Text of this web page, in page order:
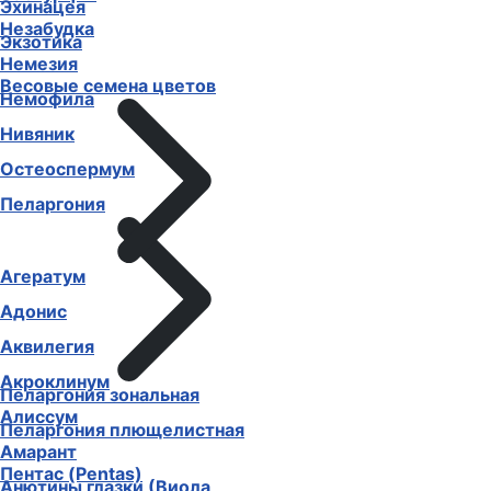
Незабудка
Немезия
Немофила
Нивяник
Остеоспермум
Пеларгония
Пеларгония зональная
Пеларгония плющелистная
Пентас (Pentas)
Эхинацея
Экзотика
Весовые семена цветов
Агератум
Адонис
Аквилегия
Акроклинум
Алиссум
Амарант
Анютины глазки (Виола